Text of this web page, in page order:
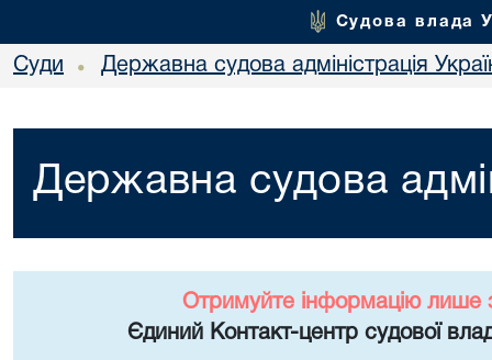
Судова влада
Суди • Державна судова адміністрація
Державна судова
Отримуйте інформацію лише
Єдиний Контакт-центр судової